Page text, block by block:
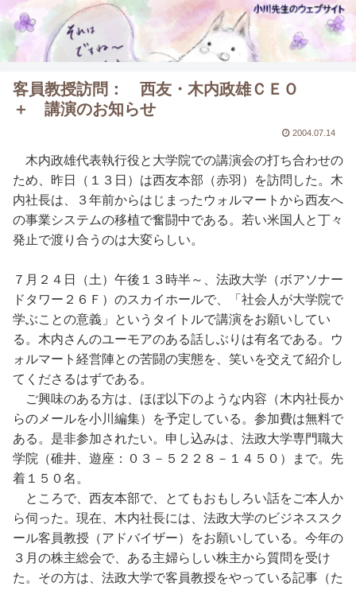
客員教授訪問： 西友・木内政雄ＣＥＯ
＋ 講演のお知らせ
2004.07.14
木内政雄代表執行役と大学院での講演会の打ち合わせの
ため、昨日（１３日）は西友本部（赤羽）を訪問した。木
内社長は、３年前からはじまったウォルマートから西友へ
の事業システムの移植で奮闘中である。若い米国人と丁々
発止で渡り合うのは大変らしい。
７月２４日（土）午後１３時半～、法政大学（ボアソナー
ドタワー２６Ｆ）のスカイホールで、「社会人が大学院で
学ぶことの意義」というタイトルで講演をお願いしてい
る。木内さんのユーモアのある話しぶりは有名である。ウ
ォルマート経営陣との苦闘の実態を、笑いを交えて紹介し
てくださるはずである。
ご興味のある方は、ほぼ以下のような内容（木内社長か
らのメールを小川編集）を予定している。参加費は無料で
ある。是非参加されたい。申し込みは、法政大学専門職大
学院（碓井、遊座：０３－５２２８－１４５０）まで。先
着１５０名。
ところで、西友本部で、とてもおもしろい話をご本人か
ら伺った。現在、木内社長には、法政大学のビジネススク
ール客員教授（アドバイザー）をお願いしている。今年の
３月の株主総会で、ある主婦らしい株主から質問を受け
た。その方は、法政大学で客員教授をやっている記事（た